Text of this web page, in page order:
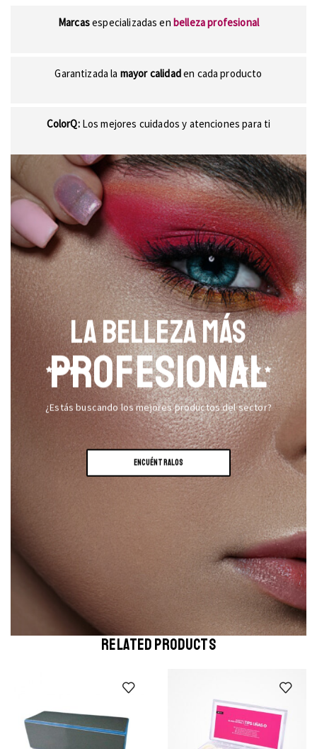
Marcasespecializadas en belleza profesional
Garantizada la mayor calidaden cada producto
ColorQ:Los mejores cuidados y atenciones para ti
LA BELLEZA MÁS
PROFESIONAL
¿Estás buscando los mejores productos del sector?
ENCUÉNTRALOS
RELATED PRODUCTS